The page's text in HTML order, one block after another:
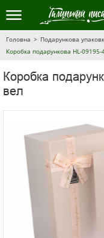
Головна Подарункова
Коробка подарункова HL-
Коробка
вел